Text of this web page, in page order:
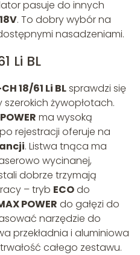
pasuje do innych
. To dobry wybór na
nasadzeniami.
Li BL
18/61 Li BLsprawdzi się
żywopłotach.
ma wysoką
rejestracji oferuje na
. Listwa tnąca ma
wycinanej,
dobrze trzymają
– tryb ECOdo
POWER do gałęzi do
narzędzie do
przekładnia i aluminiowa
całego zestawu.